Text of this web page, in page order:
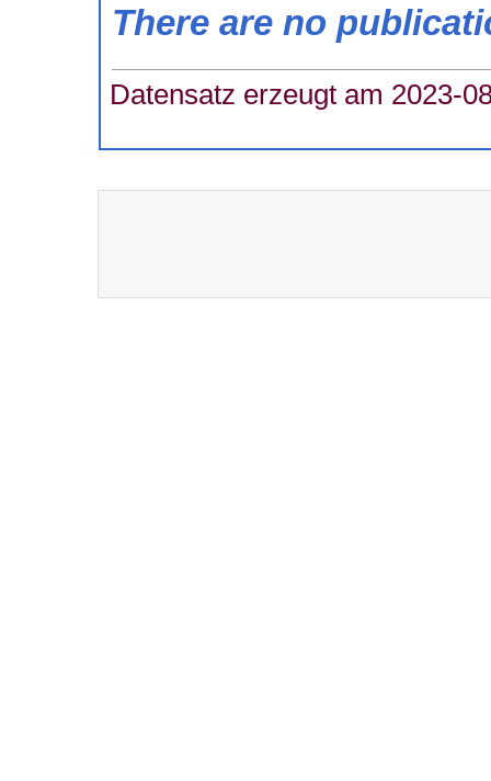
There are no
Datensatz erzeugt am 2023-